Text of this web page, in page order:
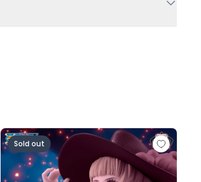
ワンピース BATTLE RECORD COLLECTION-
Sold out